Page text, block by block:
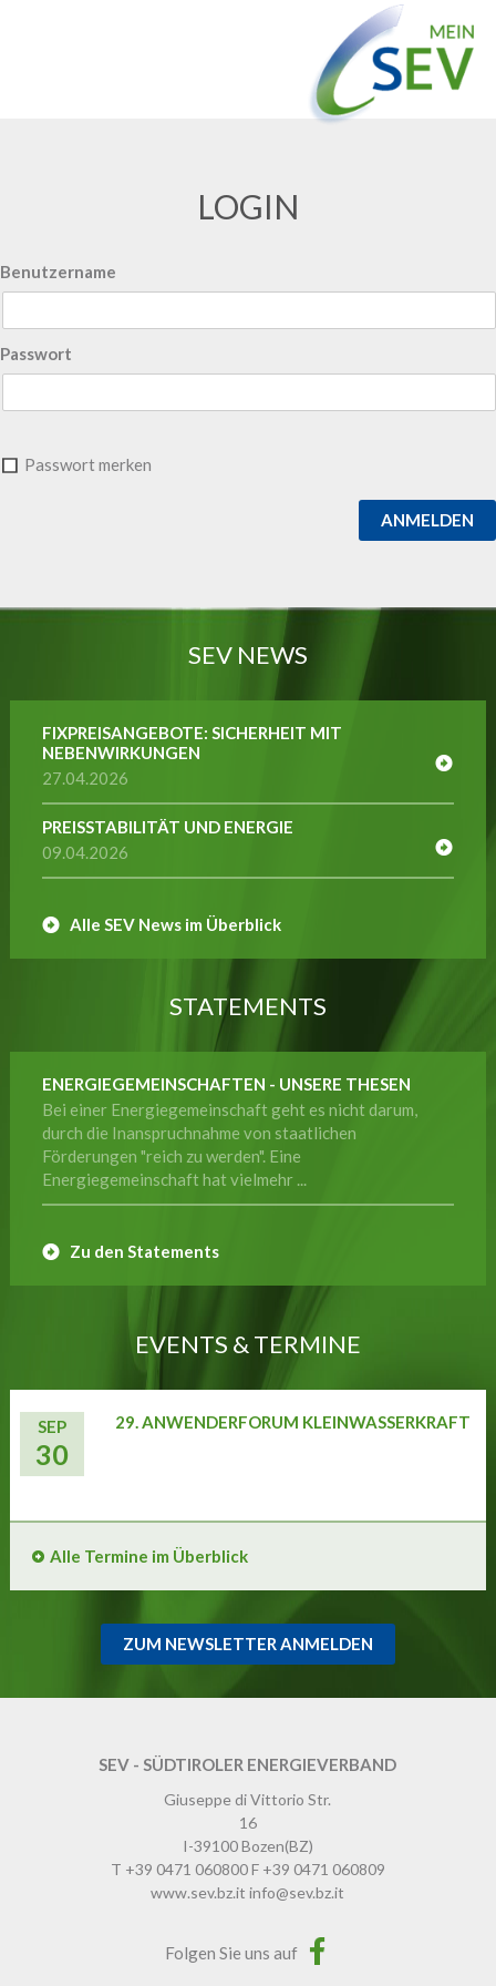
LOGIN
Benutzername
Passwort
Passwort merken
ANMELDEN
SEV NEWS
FIXPREISANGEBOTE: SICHERHEIT MIT
NEBENWIRKUNGEN
27.04.2026
PREISSTABILITÄT UND ENERGIE
09.04.2026
Alle SEV News im Überblick
STATEMENTS
ENERGIEGEMEINSCHAFTEN - UNSERE THESEN
Bei einer Energiegemeinschaft geht es nicht darum,
durch die Inanspruchnahme von staatlichen
Förderungen "reich zu werden". Eine
Energiegemeinschaft hat vielmehr ...
Zu den Statements
EVENTS & TERMINE
SEP
30
29. ANWENDERFORUM KLEINWASSERKRAFT
Alle Termine im Überblick
ZUM NEWSLETTER ANMELDEN
SEV - SÜDTIROLER ENERGIEVERBAND
Giuseppe di Vittorio Str.
16
I-39100Bozen(BZ)
T +39 0471 060800F +39 0471 060809
www.sev.bz.it info@sev.bz.it
Folgen Sie uns auf